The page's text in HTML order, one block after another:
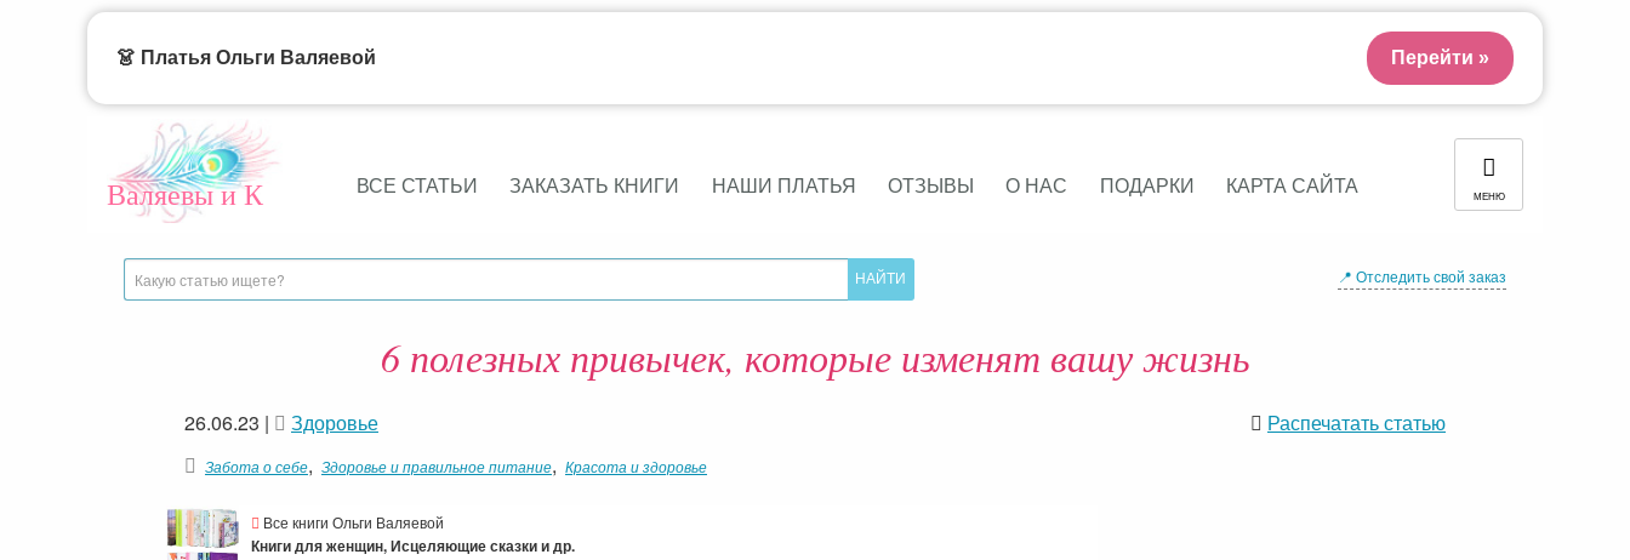
Валяевы и К ВСЕ СТАТЬИ ЗАКАЗАТЬ КНИГИ НАШИ ПЛАТЬЯ ОТЗЫВЫ О НАС ПОДАРКИ КАРТА САЙТА МЕНЮ
📍 Отследить свой заказ
6 полезных привычек, которые изменят вашу жизнь
26.06.23 | Здоровье
Забота о себе, Здоровье и правильное питание, Красота и здоровье
Распечатать статью
Все книги Ольги Валяевой
Книги для женщин, Исцеляющие сказки и др.
👗 Платья Ольги Валяевой Перейти »